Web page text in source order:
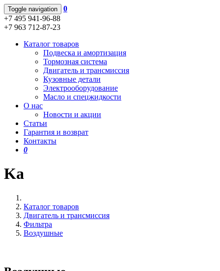
Toggle navigation
0
+7 495 941-96-88
+7 963 712-87-23
Каталог товаров
Подвеска и амортизация
Тормозная система
Двигатель и трансмиссия
Кузовные детали
Электрооборудование
Масло и спецжидкости
О нас
Новости и акции
Статьи
Гарантия и возврат
Контакты
0
Ka
Каталог товаров
Двигатель и трансмиссия
Фильтра
Воздушные